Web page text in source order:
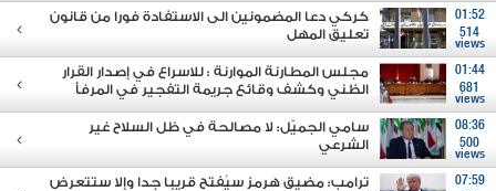
01:52
514
views
كركي دعا المضمونين الى الاستفادة فورا من قانون
تعليق المهل
01:44
681
views
مجلس المطارنة الموارنة : للاسراع في إصدار القرار
الظني وكشف وقائع جريمة التفجير في المرفأ
08:36
500
views
سامي الجميّل: لا مصالحة في ظل السلاح غير
الشرعي
07:59
ترامب: مضيق هرمز سيُفتح قريبا جدا وإلا ستتعرض